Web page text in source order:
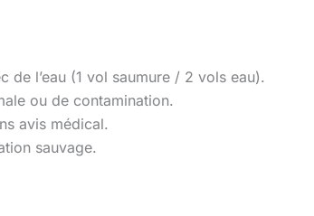
l’eau (1 vol saumure / 2 vols eau).
ou de contamination.
avis médical.
sauvage.